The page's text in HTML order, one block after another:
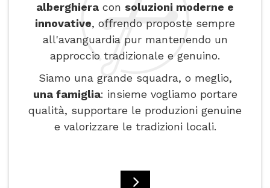
alberghiera con soluzioni moderne e
innovative, offrendo proposte sempre
all'avanguardia pur mantenendo un
approccio tradizionale e genuino.
Siamo una grande squadra, o meglio,
una famiglia: insieme vogliamo portare
qualità, supportare le produzioni genuine
e valorizzare le tradizioni locali.